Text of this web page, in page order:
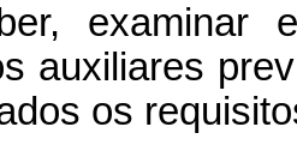
examinar
auxiliares
os